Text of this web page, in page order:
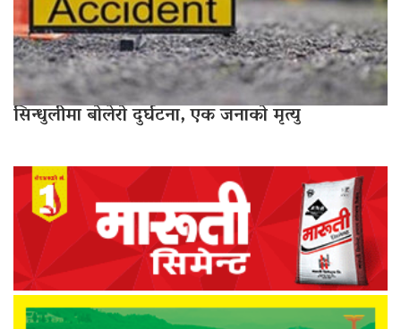
सिन्धुलीमा बोलेरो दुर्घटना, एक जनाको मृत्यु